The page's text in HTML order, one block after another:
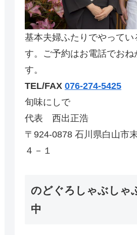
基本夫婦ふたりでやってい
す。ご予約はお電話でおね
す。
TEL/FAX 076-274-5425
旬味にしで
代表 西出正浩
〒924-0878 石川県白山市
４－１
のどぐろしゃぶしゃ
中